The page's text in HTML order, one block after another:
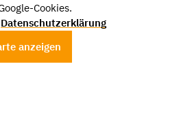
Cookies.
Datenschutzerklärung
anzeigen